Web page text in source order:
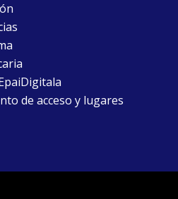
de acceso y lugares